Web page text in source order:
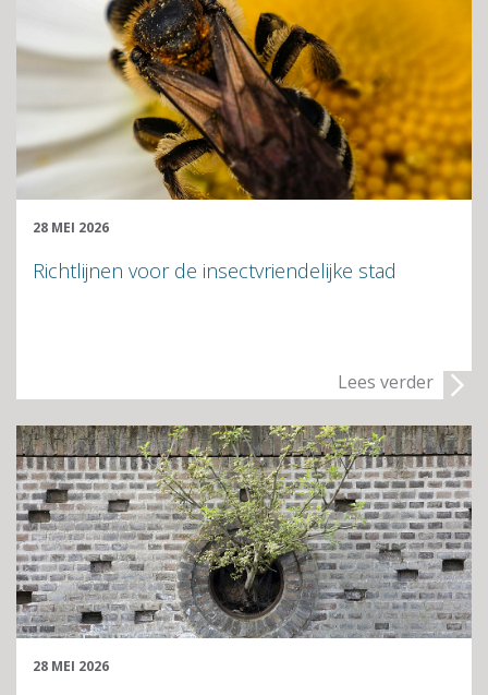
28 MEI 2026
Richtlijnen voor de insectvriendelijke stad
Lees verder
28 MEI 2026